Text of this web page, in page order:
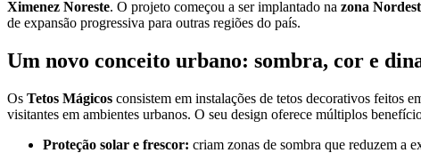
Ximenez Noreste. O projeto começou a ser implantado na zona
de expansão progressiva para outras regiões do país.
Um novo conceito urbano: sombra, cor e
Os Tetos Mágicos consistem em instalações de tetos decorativos feitos
visitantes em ambientes urbanos. O seu design oferece múltiplos
Proteção solar e frescor: criam zonas de sombra que reduzem a